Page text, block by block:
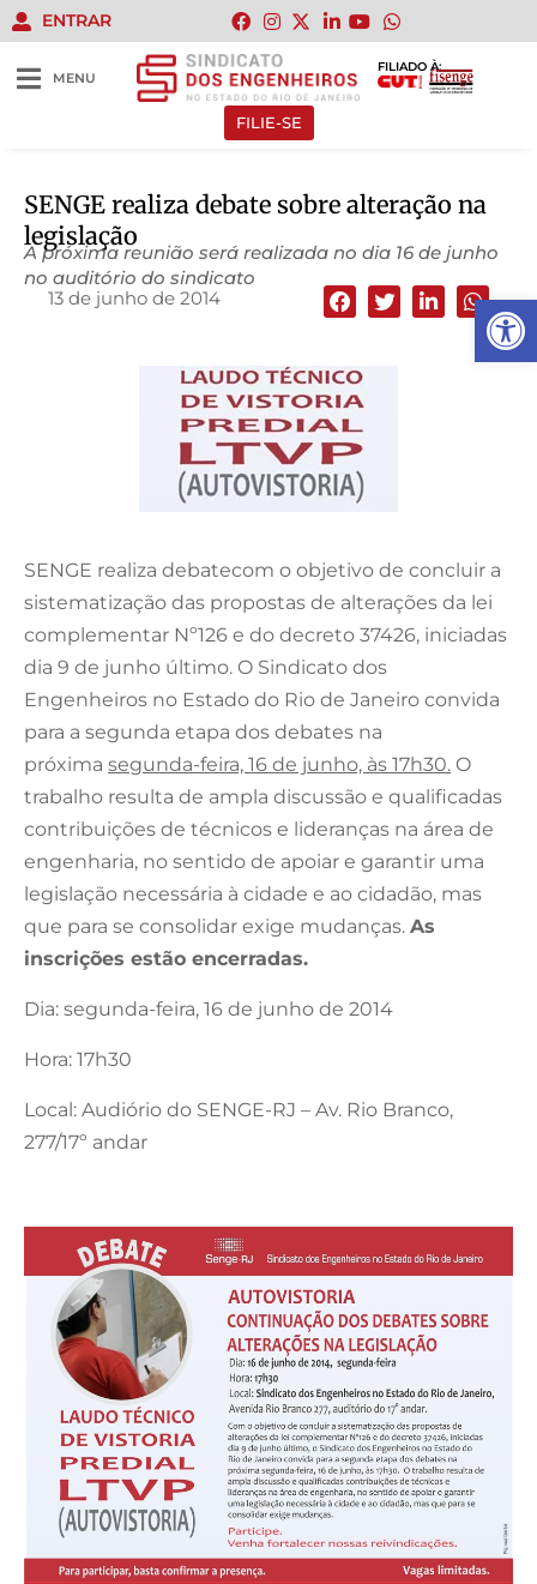
Abrir
ENTRAR
MENU
FILIADO À:
FILIE-SE
SENGE realiza debate sobre alteração na
legislação
A próxima reunião será realizada no dia 16 de junho
no auditório do sindicato
13 de junho de 2014
SENGE realiza debatecom o objetivo de concluir a
sistematização das propostas de alterações da lei
complementar Nº126 e do decreto 37426, iniciadas
dia 9 de junho último. O Sindicato dos
Engenheiros no Estado do Rio de Janeiro convida
para a segunda etapa dos debates na
próxima segunda-feira, 16 de junho, às 17h30. O
trabalho resulta de ampla discussão e qualificadas
contribuições de técnicos e lideranças na área de
engenharia, no sentido de apoiar e garantir uma
legislação necessária à cidade e ao cidadão, mas
que para se consolidar exige mudanças. As
inscrições estão encerradas.
Dia: segunda-feira, 16 de junho de 2014
Hora: 17h30
Local: Audiório do SENGE-RJ – Av. Rio Branco,
277/17º andar